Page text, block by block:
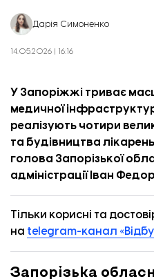
Колонки
Про нас
Редакційна політика
Дарія Симоненко
14.05.2026 | 16:16
У Запоріжжі триває
медичної
реалізують чотири
та будівництва
голова Запорізької
адміністрації Іван
Тільки корисні та
на telegram-канал
Запорізька